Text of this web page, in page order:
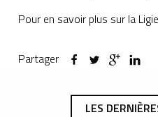
Pour en savoir plus sur la
Partager
LES